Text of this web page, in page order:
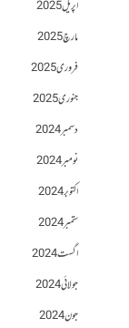
اپریل 2025
مارچ 2025
فروری 2025
جنوری 2025
دسمبر 2024
نومبر 2024
اکتوبر 2024
ستمبر 2024
اگست 2024
جولائی 2024
جون 2024